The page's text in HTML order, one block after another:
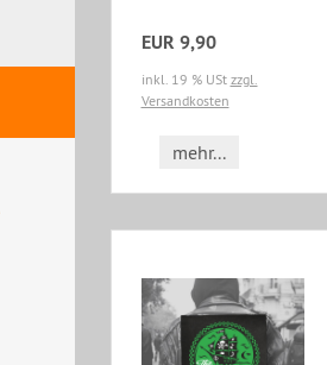
EUR 9,90
inkl. 19 % USt zzgl.
Versandkosten
mehr...